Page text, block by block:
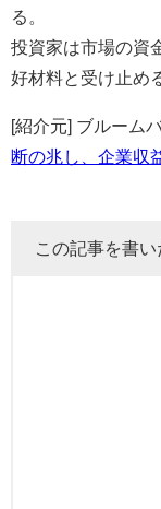
る。
投資家は市場の資
好材料と受け止め
[紹介元] ブルーム
断の兆し、企業収
この記事を書い